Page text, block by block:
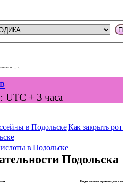
и гости: 1
UTC + 3 часа
в ПодольскеКак закрыть
в Подольске
Подольска
Подольский